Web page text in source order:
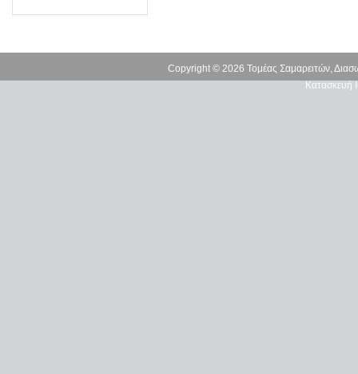
Copyright © 2026 Τομέας Σαμαρειτών,
Κατασκευή